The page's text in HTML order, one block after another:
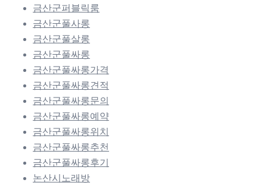
금산군퍼블릭룸
금산군풀사롱
금산군풀살롱
금산군풀싸롱
금산군풀싸롱가격
금산군풀싸롱견적
금산군풀싸롱문의
금산군풀싸롱예약
금산군풀싸롱위치
금산군풀싸롱추천
금산군풀싸롱후기
논산시노래방